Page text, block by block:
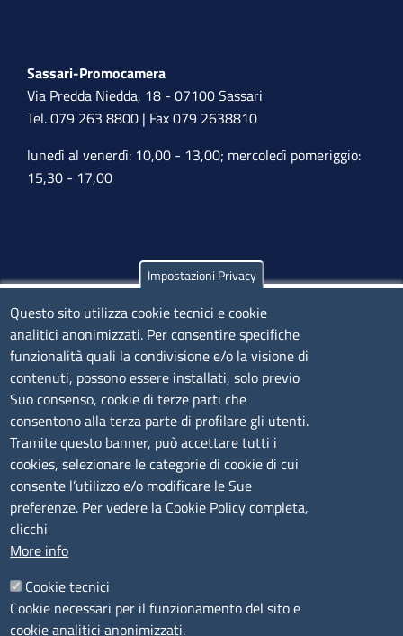
Sassari-Promocamera
Via Predda Niedda, 18 - 07100 Sassari
Tel. 079 263 8800 | Fax 079 2638810
lunedì al venerdì: 10,00 - 13,00; mercoledì pomeriggio:
15,30 - 17,00
Olbia
Via Nanni 43 - 07026 Olbia
Tel. 0789 66122 | 0789 69580
mail:ufficio.olbia@ss.camcom.it
lunedì al venerdì: 9,00 - 12,00; lunedì pomeriggio: 16,00
- 17,00
CONTATTI
Camera di Commercio, Industria, Artigianato e
Agricoltura di Sassari
P.IVA01047570906
Codice Fiscale 80000930901
Impostazioni Privacy
Questo sito utilizza cookie tecnici e cookie
analitici anonimizzati. Per consentire specifiche
funzionalità quali la condivisione e/o la visione di
contenuti, possono essere installati, solo previo
Suo consenso, cookie di terze parti che
consentono alla terza parte di profilare gli utenti.
Tramite questo banner, può accettare tutti i
cookies, selezionare le categorie di cookie di cui
consente l’utilizzo e/o modificare le Sue
preferenze. Per vedere la Cookie Policy completa,
clicchi
More info
Cookie tecnici
Cookie necessari per il funzionamento del sito e
cookie analitici anonimizzati.